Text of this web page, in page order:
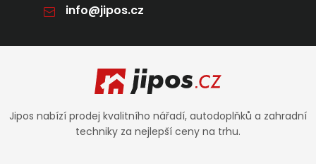
info@jipos.cz
Zápatí
Jipos nabízí prodej kvalitního nářadí, autodoplňků a zahradní
techniky za nejlepší ceny na trhu.